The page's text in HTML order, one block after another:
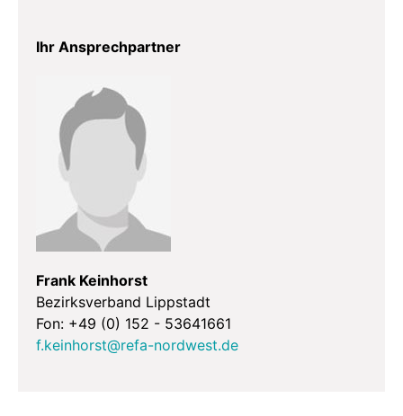
Ihr Ansprechpartner
Frank Keinhorst
Bezirksverband Lippstadt
Fon: +49 (0) 152 - 53641661
f.keinhorst@refa-nordwest.de